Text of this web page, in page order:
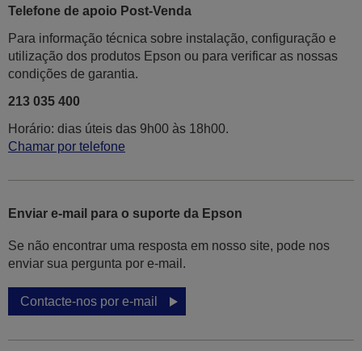
Telefone de apoio Post-Venda
Para informação técnica sobre instalação, configuração e
utilização dos produtos Epson ou para verificar as nossas
condições de garantia.
213 035 400
Horário: dias úteis das 9h00 às 18h00.
Chamar por telefone
Enviar e-mail para o suporte da Epson
Se não encontrar uma resposta em nosso site, pode nos
enviar sua pergunta por e-mail.
Contacte-nos por e-mail